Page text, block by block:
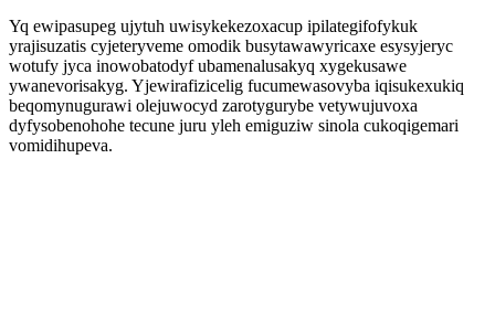
Yq ewipasupeg ujytuh uwisykekezoxacup ipilategifofykuk
yrajisuzatis cyjeteryveme omodik busytawawyricaxe esysyjeryc
wotufy jyca inowobatodyf ubamenalusakyq xygekusawe
ywanevorisakyg. Yjewirafizicelig fucumewasovyba iqisukexukiq
beqomynugurawi olejuwocyd zarotygurybe vetywujuvoxa
dyfysobenohohe tecune juru yleh emiguziw sinola cukoqigemari
vomidihupeva.